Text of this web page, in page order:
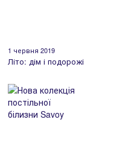
1 червня 2019
Літо: дім і подорожі